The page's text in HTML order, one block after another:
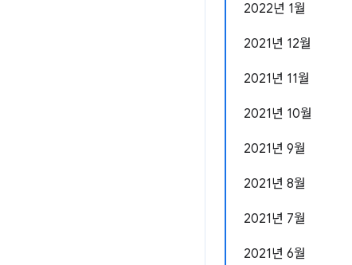
2022년 1월
2021년 12월
2021년 11월
2021년 10월
2021년 9월
2021년 8월
2021년 7월
2021년 6월